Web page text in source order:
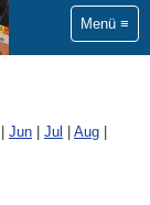
Menü
Jun Jul Aug